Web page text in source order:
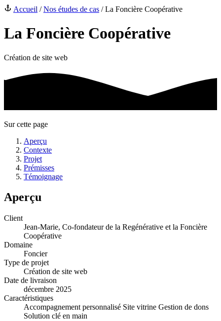
Accueil /Nos études de cas /La Foncière Coopérative
La Foncière Coopérative
Création de site web
Sur cette page
Aperçu
Contexte
Projet
Prémisses
Témoignage
Aperçu
Client
Jean-Marie, Co-fondateur de la Regénérative et la Foncière
Coopérative
Domaine
Foncier
Type de projet
Création de site web
Date de livraison
décembre 2025
Caractéristiques
Accompagnement personnalisé Site vitrine Gestion de dons
Solution clé en main